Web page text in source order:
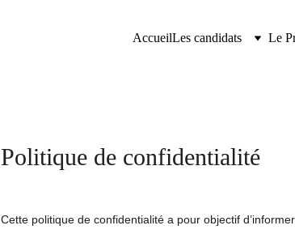
AccueilLes candidats Le
Politique de confidentialité
Cette politique de confidentialité a pour objectif